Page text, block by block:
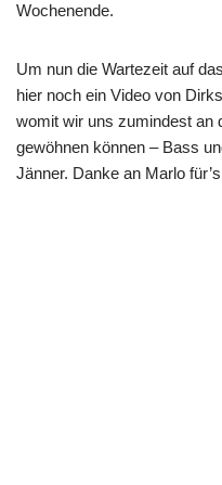
Wochenende.
Um nun die Wartezeit auf
hier noch ein Video von
womit wir uns zumindest an
gewöhnen können – Bass
Jänner. Danke an Marlo